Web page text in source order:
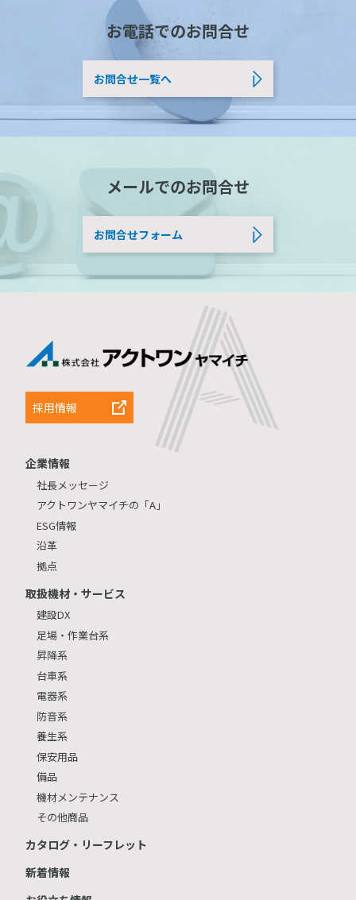
お電話でのお問合せ
お問合せ一覧へ
メールでのお問合せ
お問合せフォーム
採用情報
企業情報
社長メッセージ
アクトワンヤマイチの「A」
ESG情報
沿革
拠点
取扱機材・サービス
建設DX
足場・作業台系
昇降系
台車系
電器系
防音系
養生系
保安用品
備品
機材メンテナンス
その他商品
カタログ・リーフレット
新着情報